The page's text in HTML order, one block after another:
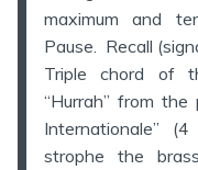
maximum and
Pause. Recall
Triple chord of
“Hurrah” from
Internationale”
strophe the